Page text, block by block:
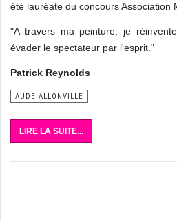
été lauréate du concours Association
"A travers ma peinture, je
évader le spectateur par l'esprit."
Patrick Reynolds
AUDE ALLONVILLE
LIRE LA SUITE...